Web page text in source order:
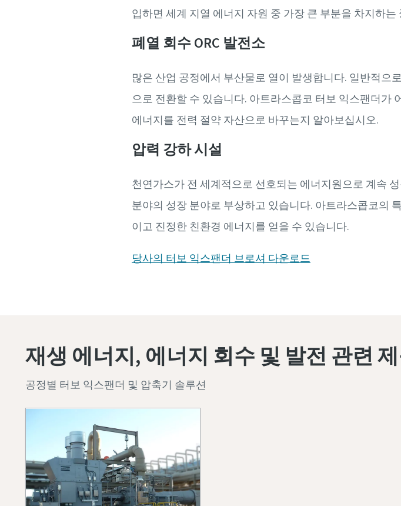
입하면 세계 지열 에너지 자원 중 가장 큰 부분을 차지하
폐열 회수 ORC 발전소
많은 산업 공정에서 부산물로 열이 발생합니다. 일반적으
으로 전환할 수 있습니다. 아트라스콥코 터보 익스팬더가
에너지를 전력 절약 자산으로 바꾸는지 알아보십시오.
압력 강하 시설
천연가스가 전 세계적으로 선호되는 에너지원으로 계속
분야의 성장 분야로 부상하고 있습니다. 아트라스콥코의
이고 진정한 친환경 에너지를 얻을 수 있습니다.
당사의 터보 익스팬더 브로셔 다운로드
재생 에너지, 에너지 회수 및 발전 관련
공정별 터보 익스팬더 및 압축기 솔루션